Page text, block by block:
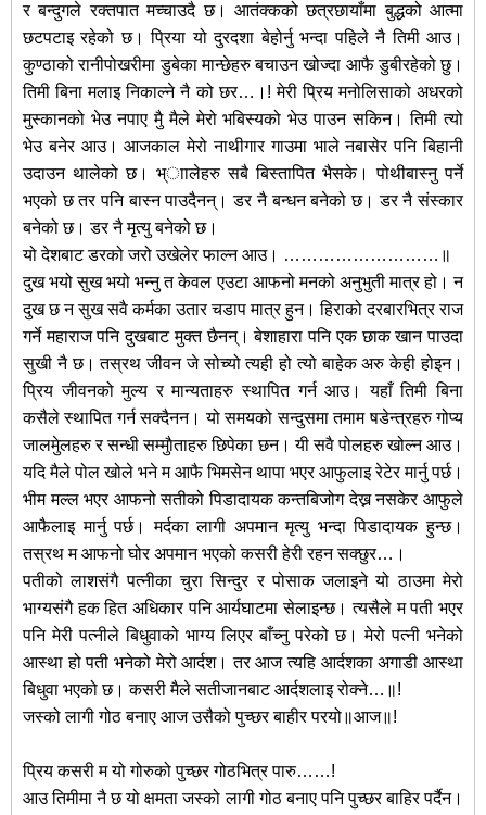
र बन्दुगले रक्तपात मच्चाउदै छ। आतंक्कको छत्रछायाँमा बुद्धको आत्मा
छटपटाइ रहेको छ। पि्रया यो दुरदशा बेहोर्नु भन्दा पहिले नै तिमी आउ।
कुण्ठाको रानीपोखरीमा डुबेका मान्छेहरु बचाउन खोज्दा आफै डुबीरहेको छु।
तिमी बिना मलाइ निकाल्ने नै को छर…।! मेरी पि्रय मनोलिसाको अधरको
मुस्कानको भेउ नपाए मुै मैले मेरो भबिस्यको भेउ पाउन सकिन। तिमी त्यो
भेउ बनेर आउ। आजकाल मेरो नाथीगार गाउमा भाले नबासेर पनि बिहानी
उदाउन थालेको छ। भ्ाालेहरु सबै बिस्तापित भैसके। पोथीबास्नु पर्ने
भएको छ तर पनि बास्न पाउदैनन्। डर नै बन्धन बनेको छ। डर नै संस्कार
बनेको छ। डर नै मृत्यु बनेको छ।
यो देशबाट डरको जरो उखेलेर फाल्न आउ। ………………………॥
दुख भयो सुख भयो भन्नु त केवल एउटा आफनो मनको अनुभुती मात्र हो। न
दुख छ न सुख सवै कर्मका उतार चडाप मात्र हुन। हिराको दरबारभित्र राज
गर्ने महाराज पनि दुखबाट मुक्त छैनन्। बेशाहारा पनि एक छाक खान पाउदा
सुखी नै छ। तस्रथ जीवन जे सोच्यो त्यही हो त्यो बाहेक अरु केही होइन।
पि्रय जीवनको मुल्य र मान्यताहरु स्थापित गर्न आउ। यहाँ तिमी बिना
कसैले स्थापित गर्न सक्दैनन। यो समयको सन्दुसमा तमाम षडेन्त्रहरु गोप्य
जालमुेलहरु र सन्धी सम्मुाैताहरु छिपेका छन। यी सवै पोलहरु खोल्न आउ।
यदि मैले पोल खोले भने म आफै भिमसेन थापा भएर आफुलाइ रेटेर मार्नु पर्छ।
भीम मल्ल भएर आफनो सतीको पिडादायक कन्तबिजोग देख्न नसकेर आफुले
आफैलाइ मार्नु पर्छ। मर्दका लागी अपमान मृत्यु भन्दा पिडादायक हुन्छ।
तस्रथ म आफनो घोर अपमान भएको कसरी हेरी रहन सक्छुर…।
पतीको लाशसंगै पत्नीका चुरा सिन्दुर र पोसाक जलाइने यो ठाउमा मेरो
भाग्यसंगै हक हित अधिकार पनि आर्यघाटमा सेलाइन्छ। त्यसैले म पती भएर
पनि मेरी पत्नीले बिधुवाको भाग्य लिएर बाँच्नु परेको छ। मेरो पत्नी भनेको
आस्था हो पती भनेको मेरो आर्दश। तर आज त्यहि आर्दशका अगाडी आस्था
बिधुवा भएको छ। कसरी मैले सतीजानबाट आर्दशलाइ रोक्ने…॥!
जस्को लागी गोठ बनाए आज उसैको पुच्छर बाहीर परयो॥आज॥!
पि्रय कसरी म यो गोरुको पुच्छर गोठभित्र पारु……!
आउ तिमीमा नै छ यो क्षमता जस्को लागी गोठ बनाए पनि पुच्छर बाहिर पर्दैन।